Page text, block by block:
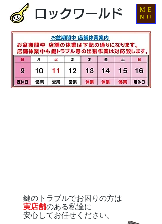
ロックワールド
鍵のトラブルでお困りの方は
実店舗のある私達に
安心してお任せください。
ME
NU